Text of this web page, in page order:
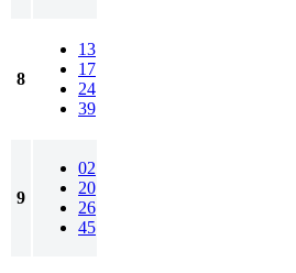
8
13
17
24
39
9
02
20
26
45